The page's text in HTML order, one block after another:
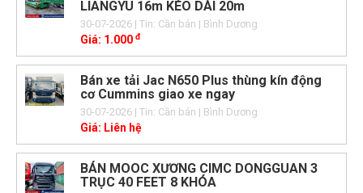
LIANGYU 16m KÉO DÀI 20m
30-07-2026| Tin: Cần bán | Bình Dương
Giá: 1.000 đ
Bán xe tải Jac N650 Plus thùng kín động
cơ Cummins giao xe ngay
30-07-2026| Tin: Cần bán | Bình Dương
Giá: Liên hệ
BÁN MOOC XƯƠNG CIMC DONGGUAN 3
TRỤC 40 FEET 8 KHÓA